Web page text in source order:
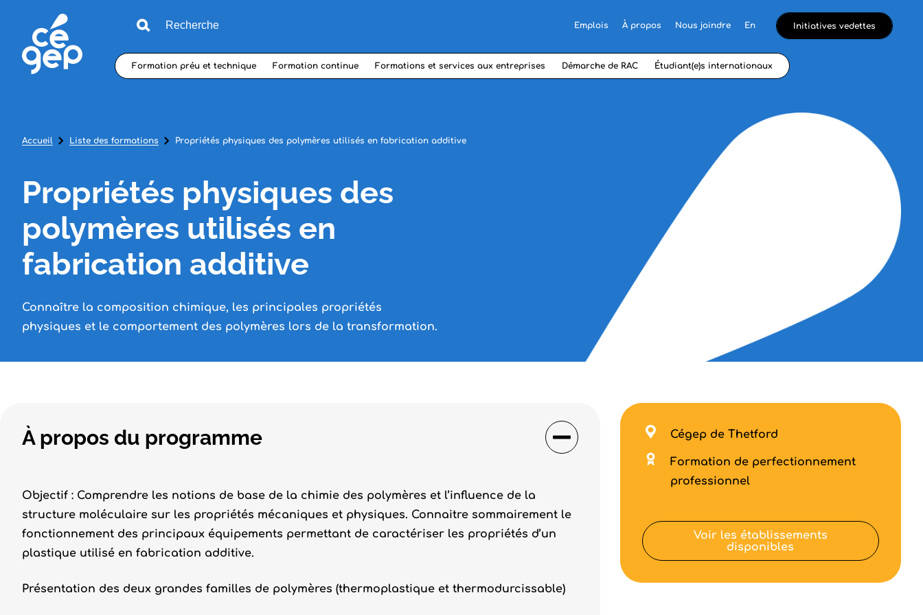
Emplois À propos Nous joindre En Initiatives vedettes
Formation préu et technique Formation continue Formations et services aux entreprises Démarche de RAC Étudiant(e)s internationaux
Accueil Liste des formations Propriétés physiques des polymères utilisés en fabrication additive
Propriétés physiques des
polymères utilisés en
fabrication additive
Connaître la composition chimique, les principales propriétés
physiques et le comportement des polymères lors de la transformation.
À propos du programme
Objectif : Comprendre les notions de base de la chimie des polymères et l’influence de la
structure moléculaire sur les propriétés mécaniques et physiques. Connaitre sommairement le
fonctionnement des principaux équipements permettant de caractériser les propriétés d’un
plastique utilisé en fabrication additive.
Présentation des deux grandes familles de polymères (thermoplastique et thermodurcissable)
Cégep de Thetford
Formation de perfectionnement
professionnel
Voir les établissements
disponibles